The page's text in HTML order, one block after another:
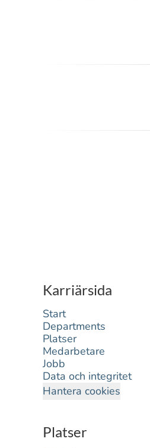
Karriärsida
Start
Departments
Platser
Medarbetare
Jobb
Data och integritet
Hantera cookies
Platser